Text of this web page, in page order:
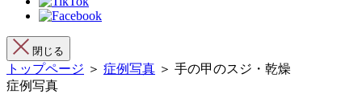
閉じる
トップページ ＞ 症例写真 ＞ 手の甲のスジ・乾燥
症例写真